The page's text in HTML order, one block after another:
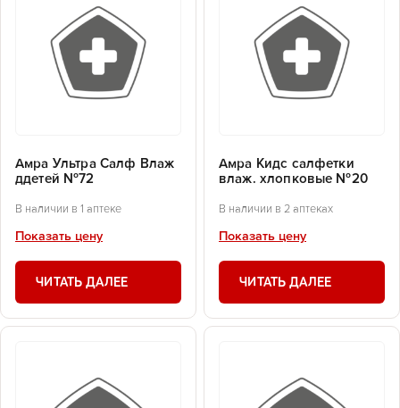
Амра Ультра Салф Влаж
ддетей №72
В наличии в 1 аптеке
Показать цену
ЧИТАТЬ ДАЛЕЕ
Амра Кидс салфетки
влаж. хлопковые №20
В наличии в 2 аптеках
Показать цену
ЧИТАТЬ ДАЛЕЕ